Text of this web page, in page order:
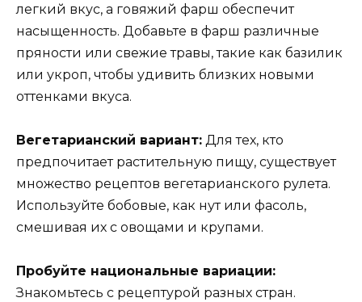
легкий вкус, а говяжий фарш обеспечит
насыщенность. Добавьте в фарш различные
пряности или свежие травы, такие как базилик
или укроп, чтобы удивить близких новыми
оттенками вкуса.
Вегетарианский вариант: Для тех, кто
предпочитает растительную пищу, существует
множество рецептов вегетарианского рулета.
Используйте бобовые, как нут или фасоль,
смешивая их с овощами и крупами.
Пробуйте национальные вариации:
Знакомьтесь с рецептурой разных стран.